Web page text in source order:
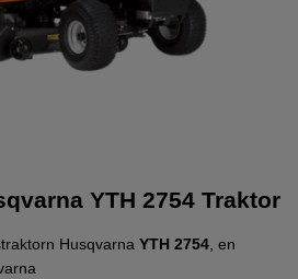
YTH 2754 Traktor
Husqvarna YTH 2754 , en